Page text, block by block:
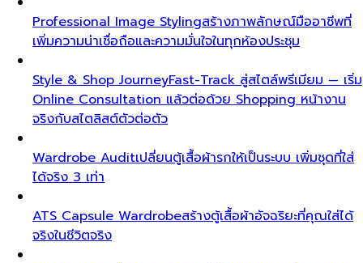
Professional Image Stylingสร้างภาพลักษณ์มืออาชีพที่
เพิ่มความน่าเชื่อถือและความมั่นใจในทุกห้องประชุม
Style & Shop JourneyFast-Track สู่สไตล์พรีเมียม — เริ่ม
Online Consultation แล้วต่อด้วย Shopping หน้างาน
จริงกับสไตลิสต์ตัวต่อตัว
Wardrobe Auditเปลี่ยนตู้เสื้อผ้ารกให้เป็นระบบ เพิ่มชุดที่ใส่
ได้จริง 3 เท่า
ATS Capsule Wardrobeสร้างตู้เสื้อผ้าอัจฉริยะที่คุณใส่ได้
จริงในชีวิตจริง